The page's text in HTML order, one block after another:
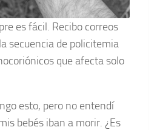
es fácil. Recibo correos
secuencia de policitemia
que afecta solo
esto, pero no entendí
bebés iban a morir. ¿Es